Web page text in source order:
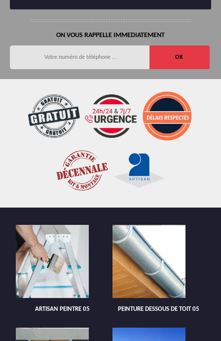
ON VOUS RAPPELLE IMMEDIATEMENT
ARTISAN PEINTRE 05 PEINTURE DESSOUS DE TOIT 05